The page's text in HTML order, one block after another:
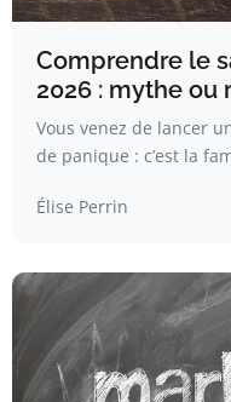
Comprendre le
2026 : mythe ou
Vous venez de lancer
de panique : c’est la
Élise Perrin